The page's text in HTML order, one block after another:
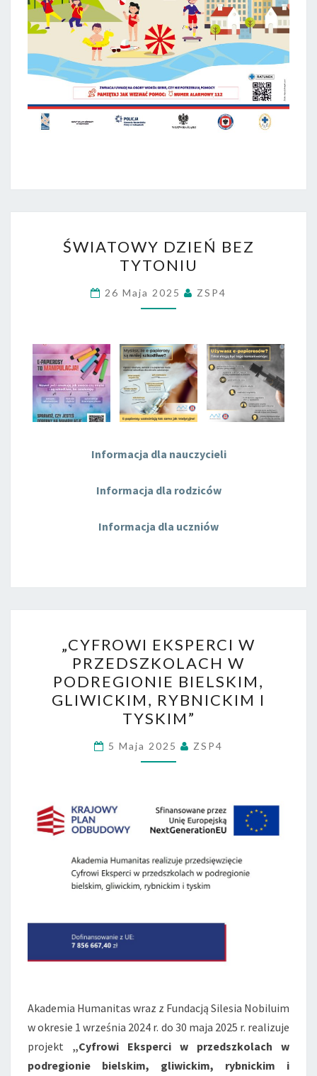
DZIEŃ
BEZ
TYTONIU
ŚWIATOWY DZIEŃ BEZ
TYTONIU
26 Maja 2025 ZSP4
Informacja dla nauczycieli
Informacja dla rodziców
Informacja dla uczniów
EKSPERCI
W
PRZEDSZKOLACH
W
PODREGIONIE
BIELSKIM,
GLIWICKIM,
TYSKIM”
„CYFROWI EKSPERCI W
PRZEDSZKOLACH W
PODREGIONIE BIELSKIM,
GLIWICKIM, RYBNICKIM I
TYSKIM”
5 Maja 2025 ZSP4
Akademia Humanitas wraz z Fundacją Silesia Nobiluim
w okresie 1 września 2024 r. do 30 maja 2025 r. realizuje
projekt „Cyfrowi Eksperci w przedszkolach w
podregionie bielskim, gliwickim, rybnickim i